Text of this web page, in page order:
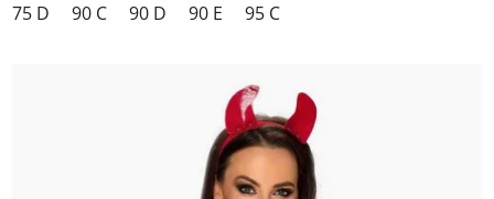
75 D 90 C 90 D 90 E 95 C